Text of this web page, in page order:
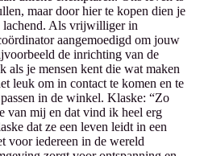
maar door hier te kopen dien je
lachend. Als vrijwilliger in
aangemoedigd om jouw
de inrichting van de
als je mensen kent die wat maken
leuk om in contact te komen en te
in de winkel. Klaske: “Zo
van mij en dat vind ik heel erg
dat ze een leven leidt in een
voor iedereen in de wereld